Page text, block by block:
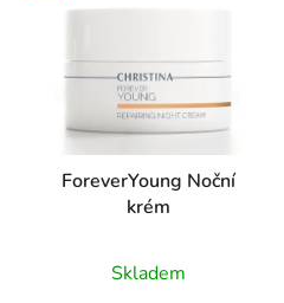
ForeverYoung Noční
krém
hodnocení
Skladem